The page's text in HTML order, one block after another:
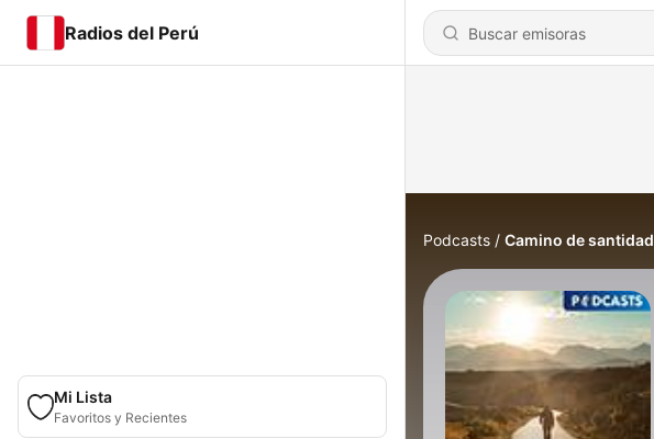
Radios del Perú
Mi Lista
Favoritos y Recientes
Podcasts Camino de santidad